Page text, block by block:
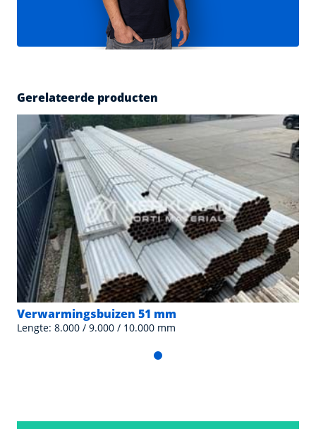
Gerelateerde producten
Verwarmingsbuizen 51 mm
Lengte: 8.000 / 9.000 / 10.000 mm